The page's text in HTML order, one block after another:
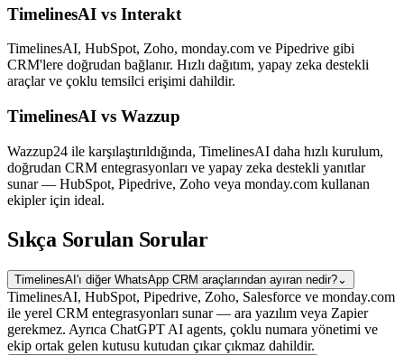
TimelinesAI vs Interakt
TimelinesAI, HubSpot, Zoho, monday.com ve Pipedrive gibi
CRM'lere doğrudan bağlanır. Hızlı dağıtım, yapay zeka destekli
araçlar ve çoklu temsilci erişimi dahildir.
TimelinesAI vs Wazzup
Wazzup24 ile karşılaştırıldığında, TimelinesAI daha hızlı kurulum,
doğrudan CRM entegrasyonları ve yapay zeka destekli yanıtlar
sunar — HubSpot, Pipedrive, Zoho veya monday.com kullanan
ekipler için ideal.
Sıkça Sorulan Sorular
TimelinesAI'ı diğer WhatsApp CRM araçlarından ayıran nedir?⌄
TimelinesAI, HubSpot, Pipedrive, Zoho, Salesforce ve monday.com
ile yerel CRM entegrasyonları sunar — ara yazılım veya Zapier
gerekmez. Ayrıca ChatGPT AI agents, çoklu numara yönetimi ve
ekip ortak gelen kutusu kutudan çıkar çıkmaz dahildir.